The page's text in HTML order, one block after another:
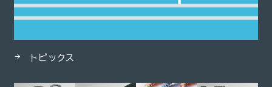
トピックス